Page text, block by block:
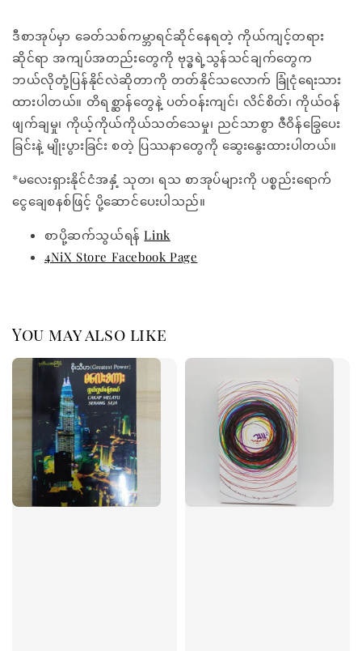
ဒီစာအုပ်မှာ ခေတ်သစ်ကမ္ဘာရင်ဆိုင်နေရတဲ့ ကိုယ်ကျင့်တရား
ဆိုင်ရာ အကျပ်အတည်းတွေကို ဗုဒ္ဓရဲ့သွန်သင်ချက်တွေက
ဘယ်လိုတုံ့ပြန်နိုင်လဲဆိုတာကို တတ်နိုင်သလောက် ခြုံငုံရေးသား
ထားပါတယ်။ တိရစ္ဆာန်တွေနဲ့ ပတ်ဝန်းကျင်၊ လိင်စိတ်၊ ကိုယ်ဝန်
ဖျက်ချမှု၊ ကိုယ့်ကိုယ်ကိုယ်သတ်သေမှု၊ ညင်သာစွာ ဇီဝိန်ခြွေပေး
ခြင်းနဲ့ မျိုးပွားခြင်း စတဲ့ ပြဿနာတွေကို ဆွေးနွေးထားပါတယ်။
*မလေးရှားနိုင်ငံအနှံ့ သုတ၊ ရသ စာအုပ်များကို ပစ္စည်းရောက်
ငွေချေစနစ်ဖြင့် ပို့ဆောင်ပေးပါသည်။
စာပို့ဆက်သွယ်ရန်Link
4NiX Store Facebook Page
You may also like